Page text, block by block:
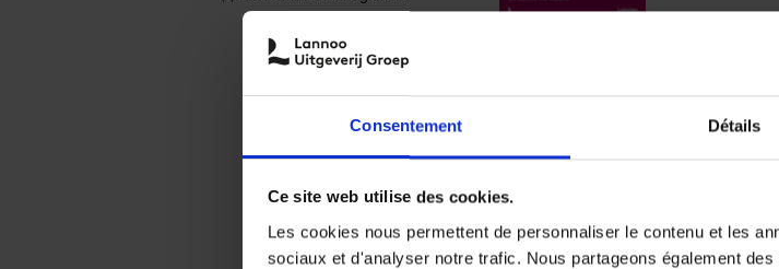
Consentement Détails
Ce site web utilise des cookies.
Les cookies nous permettent de personnaliser le contenu et les
sociaux et d'analyser notre trafic. Nous partageons également
Prepare. Run.
Couverture